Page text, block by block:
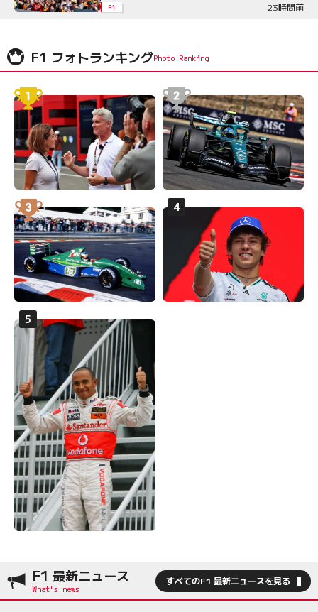
F1 23時間前
F1 フォトランキング
F1 最新ニュース すべてのF1 最新ニュースを見る